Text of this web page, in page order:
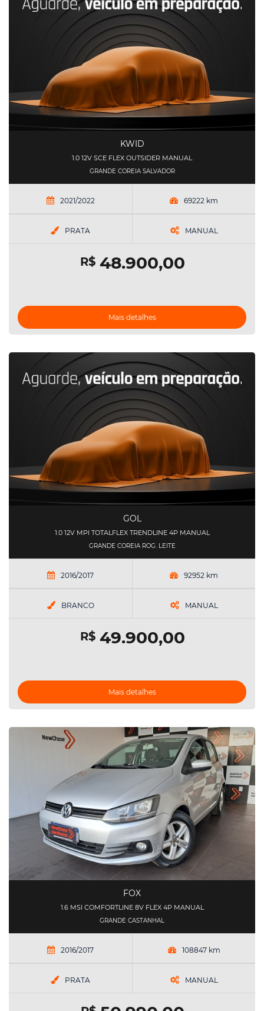
KWID
1.0 12V SCE FLEX OUTSIDER MANUAL
GRANDE COREIA SALVADOR
2021/2022 69222 km
PRATA MANUAL
R$48.900,00
Mais detalhes
GOL
1.0 12V MPI TOTALFLEX TRENDLINE 4P MANUAL
GRANDE COREIA ROG. LEITE
2016/2017 92952 km
BRANCO MANUAL
R$49.900,00
Mais detalhes
FOX
1.6 MSI COMFORTLINE 8V FLEX 4P MANUAL
GRANDE CASTANHAL
2016/2017 108847 km
PRATA MANUAL